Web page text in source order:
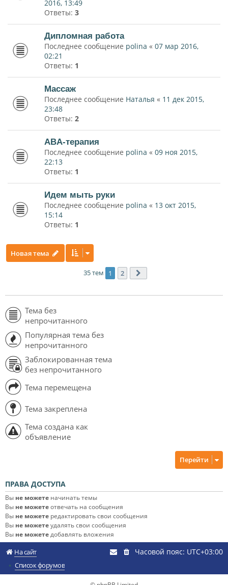
2016, 13:49
Ответы: 3
Дипломная работа
Последнее сообщение polina « 07 мар 2016,
02:21
Ответы: 1
Массаж
Последнее сообщение Наталья « 11 дек 2015,
23:48
Ответы: 2
ABA-терапия
Последнее сообщение polina « 09 ноя 2015,
22:13
Ответы: 1
Идем мыть руки
Последнее сообщение polina « 13 окт 2015,
15:14
Ответы: 1
Новая тема
35 тем 1 2
Тема без
непрочитанного
Популярная тема без
непрочитанного
Заблокированная тема
без непрочитанного
Тема перемещена
Тема закреплена
Тема создана как
объявление
Перейти
ПРАВА ДОСТУПА
Вы не можете начинать темы
Вы не можетеотвечать на сообщения
Вы не можете редактировать свои сообщения
Вы не можетеудалять свои сообщения
Вы не можетедобавлять вложения
На сайт
Список форумов
Часовой пояс: UTC+03:00